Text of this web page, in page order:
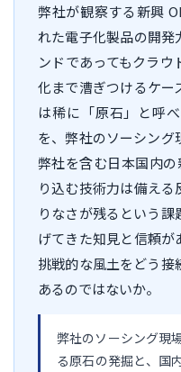
弊社が観察する新興
れた電子化製品の開発
ンドであってもクラ
化まで漕ぎつけるケー
は稀に「原石」と呼
を、弊社のソーシング
弊社を含む日本国内
り込む技術力は備え
りなさが残るという
げてきた知見と信頼が
挑戦的な風土をどう接
あるのではないか。
弊社のソーシング現
る原石の発掘と、国